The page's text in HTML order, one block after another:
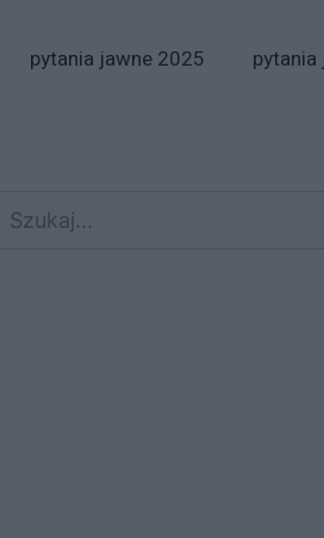
pytania jawne 2025
Szukaj